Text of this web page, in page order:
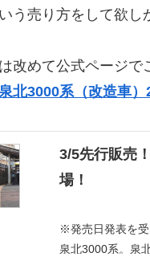
う売り方をして欲し
改めて公式ページで
北3000系（改造車
3/5先行販売
場！
※発売日発表を
泉北3000系。泉